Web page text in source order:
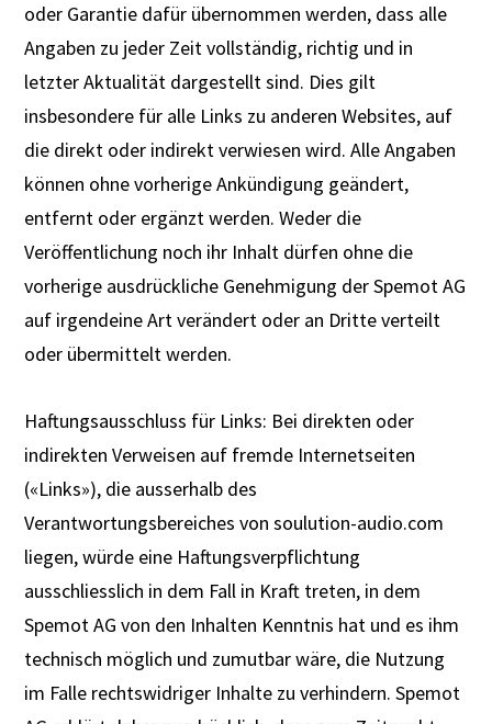
oder Garantie dafür übernommen werden, dass alle
Angaben zu jeder Zeit vollständig, richtig und in
letzter Aktualität dargestellt sind. Dies gilt
insbesondere für alle Links zu anderen Websites, auf
die direkt oder indirekt verwiesen wird. Alle Angaben
können ohne vorherige Ankündigung geändert,
entfernt oder ergänzt werden. Weder die
Veröffentlichung noch ihr Inhalt dürfen ohne die
vorherige ausdrückliche Genehmigung der Spemot AG
auf irgendeine Art verändert oder an Dritte verteilt
oder übermittelt werden.
Haftungsausschluss für Links: Bei direkten oder
indirekten Verweisen auf fremde Internetseiten
(«Links»), die ausserhalb des
Verantwortungsbereiches von soulution-audio.com
liegen, würde eine Haftungsverpflichtung
ausschliesslich in dem Fall in Kraft treten, in dem
Spemot AG von den Inhalten Kenntnis hat und es ihm
technisch möglich und zumutbar wäre, die Nutzung
im Falle rechtswidriger Inhalte zu verhindern. Spemot